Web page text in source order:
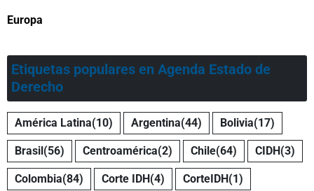
Europa
Etiquetas populares en Agenda Estado de
Derecho
América Latina(10) Argentina(44) Bolivia(17)
Brasil (56) Centroamérica(2) Chile(64) CIDH (3)
Colombia(84) Corte IDH (4) CorteIDH (1)